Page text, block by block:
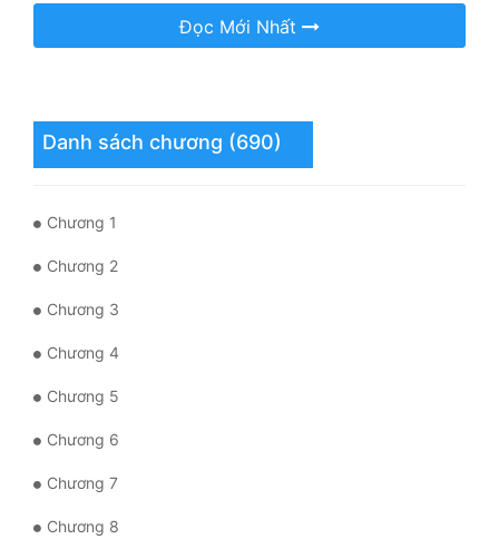
Lịch Sử
Mỹ Thực
Ngược
Nữ Cường
Phong Thủy - Tâm Linh
Đọc Mới Nhất
Danh sách chương (690)
Chương 1
Chương 2
Chương 3
Chương 4
Chương 5
Chương 6
Chương 7
Chương 8